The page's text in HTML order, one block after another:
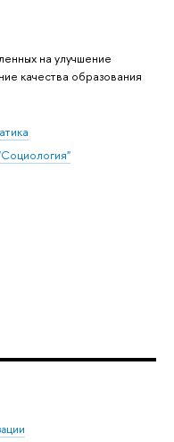
на улучшение
качества образования